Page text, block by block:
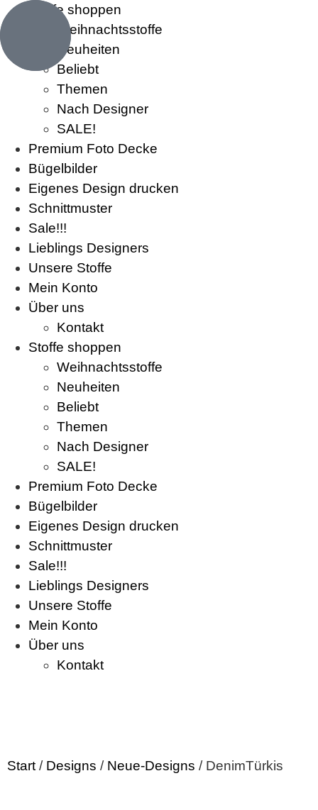
Stoffe shoppen
Weihnachtsstoffe
Neuheiten
Beliebt
Themen
Nach Designer
SALE!
Premium Foto Decke
Bügelbilder
Eigenes Design drucken
Schnittmuster
Sale!!!
Lieblings Designers
Unsere Stoffe
Mein Konto
Über uns
Kontakt
Stoffe shoppen
Weihnachtsstoffe
Neuheiten
Beliebt
Themen
Nach Designer
SALE!
Premium Foto Decke
Bügelbilder
Eigenes Design drucken
Schnittmuster
Sale!!!
Lieblings Designers
Unsere Stoffe
Mein Konto
Über uns
Kontakt
Start / Designs / Neue-Designs / DenimTürkis